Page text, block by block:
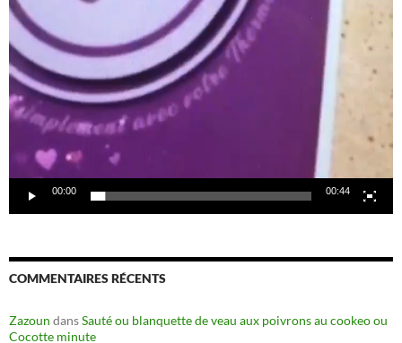
00:00 00:44
COMMENTAIRES RÉCENTS
Zazoun dansSauté ou blanquette de veau aux poivrons au cookeo ou
Cocotte minute